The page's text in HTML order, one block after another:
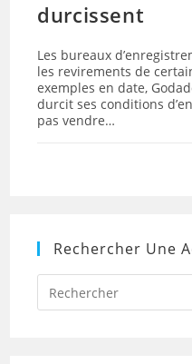
durcissent
Les bureaux
les revirements de
exemples en date,
durcit ses conditions
pas vendre…
Rechercher Une